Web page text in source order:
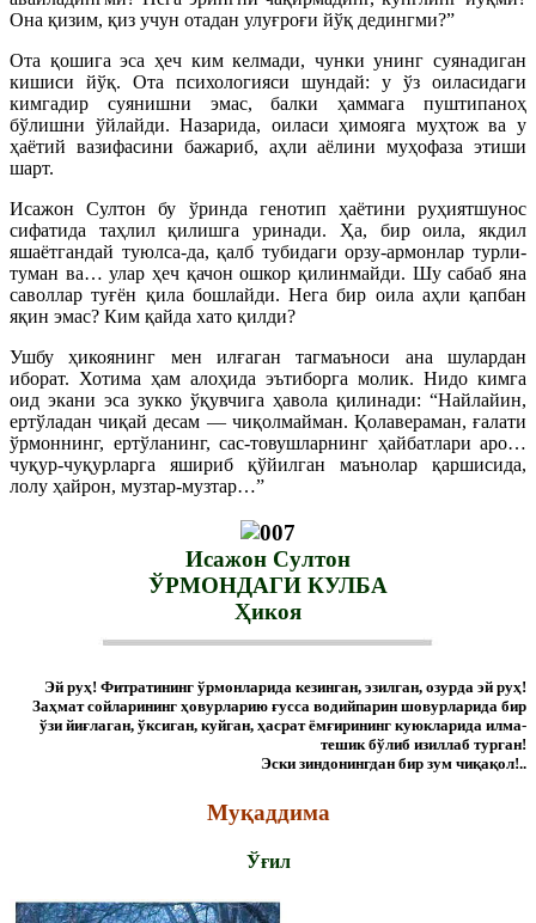
Она қизим, қиз учун отадан улуғроғи йўқ дедингми?”
Ота қошига эса ҳеч ким келмади, чунки унинг суянадиган
кишиси йўқ. Ота психологияси шундай: у ўз оиласидаги
кимгадир суянишни эмас, балки ҳаммага пуштипаноҳ
бўлишни ўйлайди. Назарида, оиласи ҳимояга муҳтож ва у
ҳаётий вазифасини бажариб, аҳли аёлини муҳофаза этиши
шарт.
Исажон Султон бу ўринда генотип ҳаётини руҳиятшунос
сифатида таҳлил қилишга уринади. Ҳа, бир оила, якдил
яшаётгандай туюлса-да, қалб тубидаги орзу-армонлар турли-
туман ва… улар ҳеч қачон ошкор қилинмайди. Шу сабаб яна
саволлар туғён қила бошлайди. Нега бир оила аҳли қапбан
яқин эмас? Ким қайда хато қилди?
Ушбу ҳикоянинг мен илғаган тагмаъноси ана шулардан
иборат. Хотима ҳам алоҳида эътиборга молик. Нидо кимга
оид экани эса зукко ўқувчига ҳавола қилинади: “Найлайин,
ертўладан чиқай десам — чиқолмайман. Қолавераман, ғалати
ўрмоннинг, ертўланинг, сас-товушларнинг ҳайбатлари аро…
чуқур-чуқурларга яшириб қўйилган маънолар қаршисида,
лолу ҳайрон, музтар-музтар…”
Исажон Султон
ЎРМОНДАГИ КУЛБА
Ҳикоя
Эй руҳ! Фитратининг ўрмонларида кезинган, эзилган, озурда эй руҳ!
Заҳмат сойларининг ҳовурларию ғусса водийпарин шовурларида бир
ўзи йиғлаган, ўксиган, куйган, ҳасрат ёмғирининг куюкларида илма-
тешик бўлиб изиллаб турган!
Эски зиндонингдан бир зум чиқақол!..
Муқаддима
Ўғил